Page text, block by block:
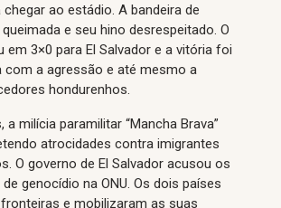
chegar ao estádio. A bandeira de
e seu hino desrespeitado. O
em 3×0 para El Salvador e a vitória foi
com a agressão e até mesmo a
hondurenhos.
a milícia paramilitar “Mancha Brava”
atrocidades contra imigrantes
O governo de El Salvador acusou os
genocídio na ONU. Os dois países
e mobilizaram as suas